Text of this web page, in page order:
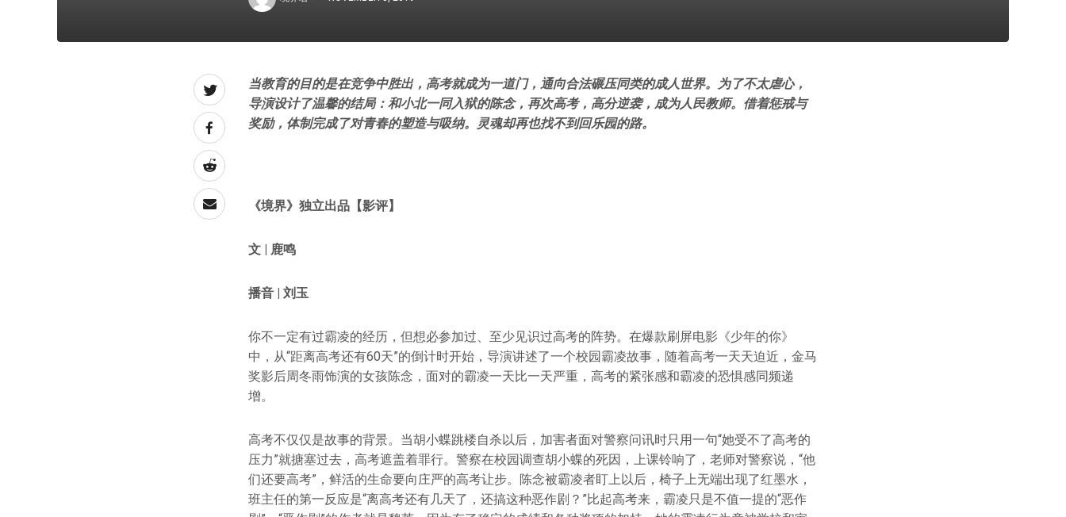
当教育的目的是在竞争中胜出，高考就成为一道门，通向合法碾压同类的成人世界。为了不太虐心，
导演设计了温馨的结局：和小北一同入狱的陈念，再次高考，高分逆袭，成为人民教师。借着惩戒与
奖励，体制完成了对青春的塑造与吸纳。灵魂却再也找不到回乐园的路。
《境界》独立出品【影评】
文 | 鹿鸣
播音 | 刘玉
你不一定有过霸凌的经历，但想必参加过、至少见识过高考的阵势。在爆款刷屏电影《少年的你》
中，从“距离高考还有60天”的倒计时开始，导演讲述了一个校园霸凌故事，随着高考一天天迫近，金马
奖影后周冬雨饰演的女孩陈念，面对的霸凌一天比一天严重，高考的紧张感和霸凌的恐惧感同频递
增。
高考不仅仅是故事的背景。当胡小蝶跳楼自杀以后，加害者面对警察问讯时只用一句“她受不了高考的
压力”就搪塞过去，高考遮盖着罪行。警察在校园调查胡小蝶的死因，上课铃响了，老师对警察说，“他
们还要高考”，鲜活的生命要向庄严的高考让步。陈念被霸凌者盯上以后，椅子上无端出现了红墨水，
班主任的第一反应是“离高考还有几天了，还搞这种恶作剧？”比起高考来，霸凌只是不值一提的“恶作